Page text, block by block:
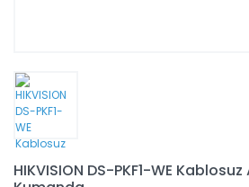
HIKVISION DS-PKF1-WE